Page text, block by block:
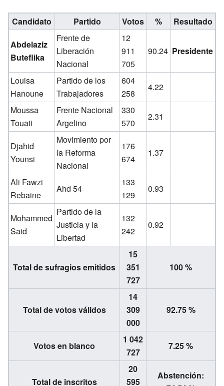
Candidato Partido Votos %
Resultado
Abdelaziz
Buteflika
Frente de
Liberación
Nacional
12
911
705
90.24 Presidente
Louisa
Hanoune
Partido de los
Trabajadores
604
258
4.22
Moussa
Touati
Frente Nacional
Argelino
330
570
2.31
Djahid
Younsi
Movimiento por
la Reforma
Nacional
176
674
1.37
Ali Fawzi
Rebaine
Ahd 54
133
129
0.93
Mohammed
Said
Partido de la
Justicia y la
Libertad
132
242
0.92
Total de sufragios emitidos
15
351
727
100 %
Total de votos válidos
14
309
000
92.75 %
Votos en blanco
1 042
727
7.25 %
Total de inscritos
20
595
Abstención: